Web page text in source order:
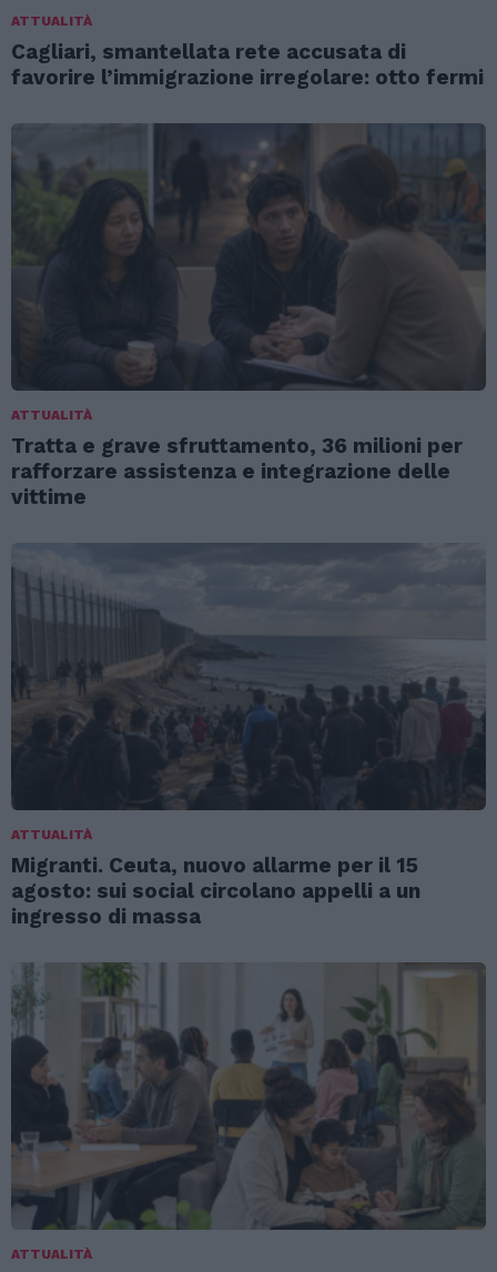
ATTUALITÀ
Cagliari, smantellata rete accusata di
favorire l’immigrazione irregolare: otto fermi
ATTUALITÀ
Tratta e grave sfruttamento, 36 milioni per
rafforzare assistenza e integrazione delle
vittime
ATTUALITÀ
Migranti. Ceuta, nuovo allarme per il 15
agosto: sui social circolano appelli a un
ingresso di massa
ATTUALITÀ